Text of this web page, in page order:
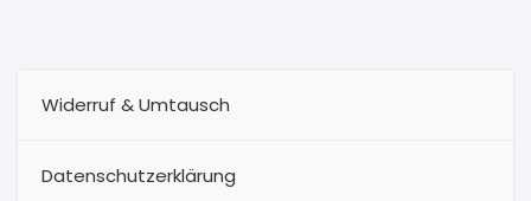
Widerruf & Umtausch
Datenschutzerklärung